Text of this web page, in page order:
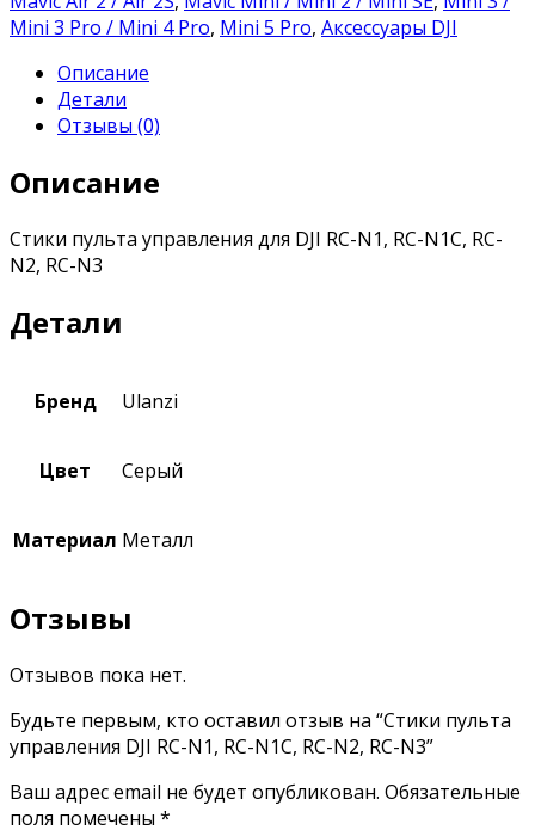
Mini 3 Pro / Mini 4 Pro, Mini 5 Pro, Аксессуары DJI
Описание
Детали
Отзывы (0)
Описание
Стики пульта управления для DJI RC-N1, RC-N1C, RC-
N2, RC-N3
Детали
Бренд Ulanzi
Цвет Серый
Материал Металл
Отзывы
Отзывов пока нет.
Будьте первым, кто оставил отзыв на “Стики пульта
управления DJI RC-N1, RC-N1C, RC-N2, RC-N3”
Ваш адрес email не будет опубликован. Обязательные
поля помечены *